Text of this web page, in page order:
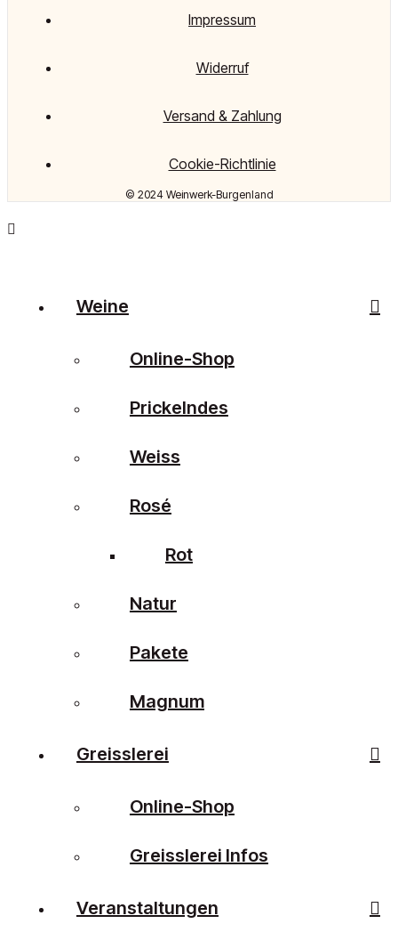
© 2024 Weinwerk-Burgenland
Impressum
Widerruf
Versand & Zahlung
Cookie-Richtlinie
Weine
Online-Shop
Prickelndes
Weiss
Rosé
Rot
Natur
Pakete
Magnum
Greisslerei
Online-Shop
Greisslerei Infos
Veranstaltungen